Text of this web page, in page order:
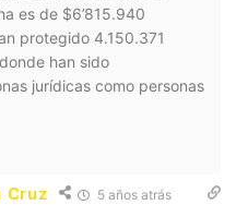
es de $6’815.940
protegido 4.150.371
han sido
jurídicas como personas
Cruz 5 años atrás